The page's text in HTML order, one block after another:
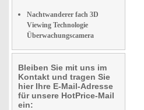
Nachtwanderer fach 3D
Viewing Technologie
Überwachungscamera
Bleiben Sie mit uns im
Kontakt und tragen Sie
hier Ihre E-Mail-Adresse
für unsere HotPrice-Mail
ein: